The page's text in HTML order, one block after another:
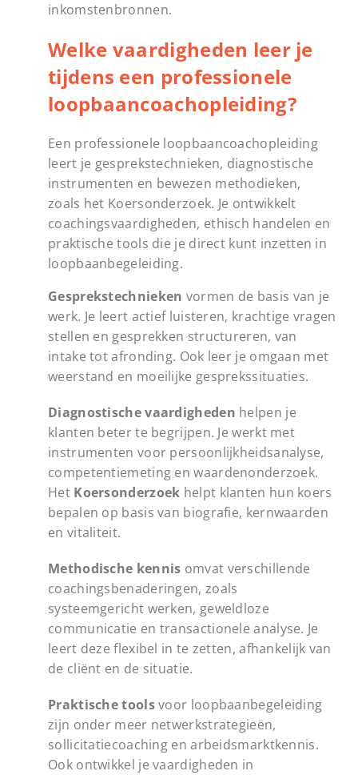
inkomstenbronnen.
Welke vaardigheden leer je
tijdens een professionele
loopbaancoachopleiding?
Een professionele loopbaancoachopleiding
leert je gesprekstechnieken, diagnostische
instrumenten en bewezen methodieken,
zoals het Koersonderzoek. Je ontwikkelt
coachingsvaardigheden, ethisch handelen en
praktische tools die je direct kunt inzetten in
loopbaanbegeleiding.
Gesprekstechnieken vormen de basis van je
werk. Je leert actief luisteren, krachtige vragen
stellen en gesprekken structureren, van
intake tot afronding. Ook leer je omgaan met
weerstand en moeilijke gesprekssituaties.
Diagnostische vaardigheden helpen je
klanten beter te begrijpen. Je werkt met
instrumenten voor persoonlijkheidsanalyse,
competentiemeting en waardenonderzoek.
Het Koersonderzoek helpt klanten hun koers
bepalen op basis van biografie, kernwaarden
en vitaliteit.
Methodische kennis omvat verschillende
coachingsbenaderingen, zoals
systeemgericht werken, geweldloze
communicatie en transactionele analyse. Je
leert deze flexibel in te zetten, afhankelijk van
de cliënt en de situatie.
Praktische toolsvoor loopbaanbegeleiding
zijn onder meer netwerkstrategieën,
sollicitatiecoaching en arbeidsmarktkennis.
Ook ontwikkel je vaardigheden in